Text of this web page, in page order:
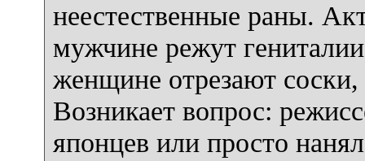
неестественные раны.
мужчине режут
женщине отрезают
Возникает вопрос:
японцев или просто